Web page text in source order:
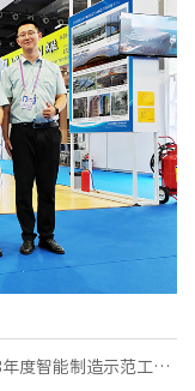
度智能制造示范工厂